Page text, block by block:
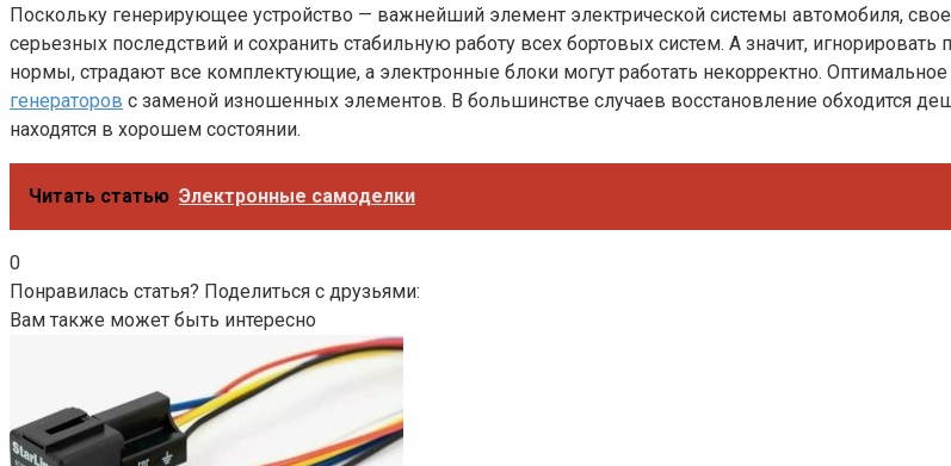
Поскольку генерирующее устройство — важнейший элемент электрической системы автомобиля,
серьезных последствий и сохранить стабильную работу всех бортовых систем. А значит,
нормы, страдают все комплектующие, а электронные блоки могут работать некорректно.
генераторов с заменой изношенных элементов. В большинстве случаев восстановление обходится
находятся в хорошем состоянии.
Читать статью Электронные самоделки
0
Понравилась статья? Поделиться с друзьями:
Вам также может быть интересно